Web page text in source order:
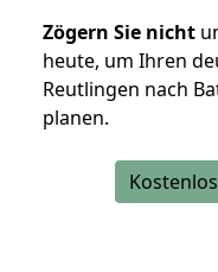
Zögern Sie nicht
heute, um Ihren
Reutlingen nach
planen.